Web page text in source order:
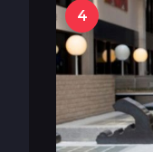
4